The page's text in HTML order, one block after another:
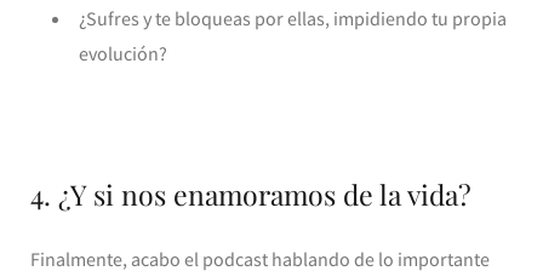
¿Sufres y te bloqueas por ellas, impidiendo tu propia
evolución?
4. ¿Y si nos enamoramos de la vida?
Finalmente, acabo el podcast hablando de lo importante